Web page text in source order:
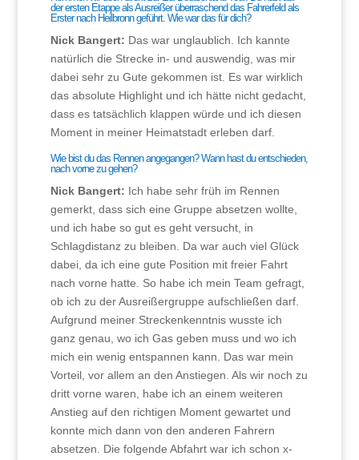
der ersten Etappe als Ausreißer überraschend das Fahrerfeld als
Erster nach Heilbronn geführt. Wie war das für dich?
Nick Bangert: Das war unglaublich. Ich kannte
natürlich die Strecke in- und auswendig, was mir
dabei sehr zu Gute gekommen ist. Es war wirklich
das absolute Highlight und ich hätte nicht gedacht,
dass es tatsächlich klappen würde und ich diesen
Moment in meiner Heimatstadt erleben darf.
Wie bist du das Rennen angegangen? Wann hast du entschieden,
nach vorne zu gehen?
Nick Bangert: Ich habe sehr früh im Rennen
gemerkt, dass sich eine Gruppe absetzen wollte,
und ich habe so gut es geht versucht, in
Schlagdistanz zu bleiben. Da war auch viel Glück
dabei, da ich eine gute Position mit freier Fahrt
nach vorne hatte. So habe ich mein Team gefragt,
ob ich zu der Ausreißergruppe aufschließen darf.
Aufgrund meiner Streckenkenntnis wusste ich
ganz genau, wo ich Gas geben muss und wo ich
mich ein wenig entspannen kann. Das war mein
Vorteil, vor allem an den Anstiegen. Als wir noch zu
dritt vorne waren, habe ich an einem weiteren
Anstieg auf den richtigen Moment gewartet und
konnte mich dann von den anderen Fahrern
absetzen. Die folgende Abfahrt war ich schon x-